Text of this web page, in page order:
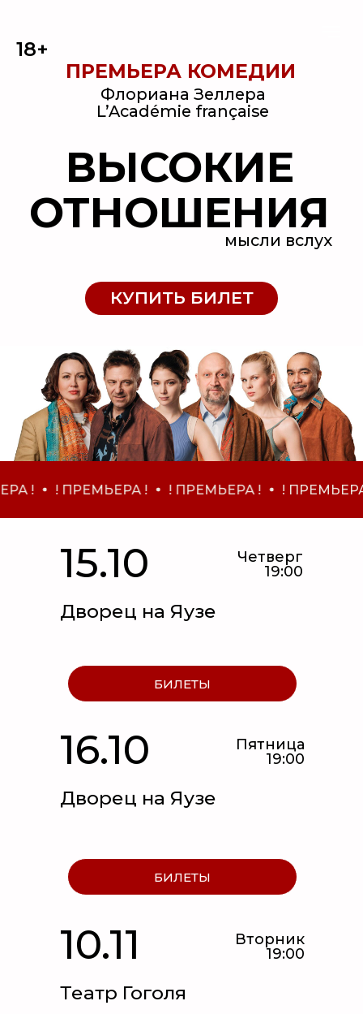
ВЫСОКИЕ
ОТНОШЕНИЯ
мысли вслух
Флориана Зеллера
L’Académie française
ПРЕМЬЕРА КОМЕДИИ
КУПИТЬ БИЛЕТ
! ПРЕМЬЕРА ! ! ПРЕМЬЕРА ! ! ПРЕМЬЕРА ! !
Дворец на Яузе
Четверг
19:00
15.10
БИЛЕТЫ
Дворец на Яузе
Пятница
19:00
16.10
БИЛЕТЫ
Театр Гоголя
Вторник
19:00
10.11